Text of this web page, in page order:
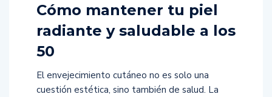
Cómo mantener tu piel
radiante y saludable a los
50
El envejecimiento cutáneo no es solo una
cuestión estética, sino también de salud. La